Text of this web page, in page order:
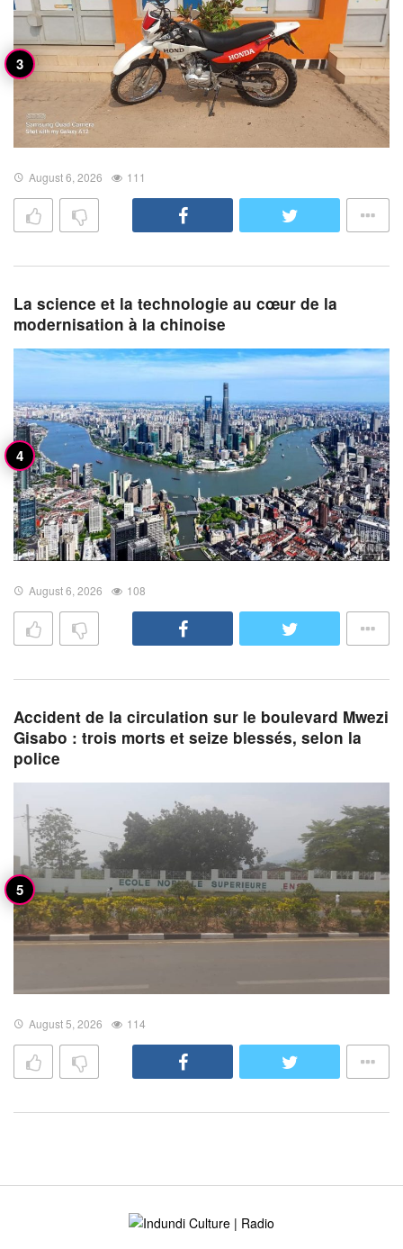
August 6, 2026 111
La science et la technologie au cœur de la
modernisation à la chinoise
August 6, 2026 108
Accident de la circulation sur le boulevard Mwezi
Gisabo : trois morts et seize blessés, selon la
police
August 5, 2026 114